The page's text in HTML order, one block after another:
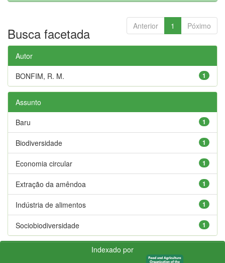
Anterior 1 Póximo
Busca facetada
Autor
1
BONFIM, R. M.
Assunto
1
Baru
1
Biodiversidade
1
Economia circular
1
Extração da amêndoa
1
Indústria de alimentos
1
Sociobiodiversidade
Indexado por